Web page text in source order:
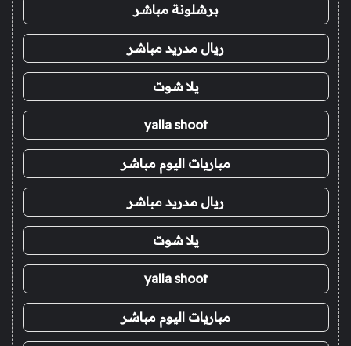
برشلونة مباشر
ريال مدريد مباشر
يلا شوت
yalla shoot
مباريات اليوم مباشر
ريال مدريد مباشر
يلا شوت
yalla shoot
مباريات اليوم مباشر